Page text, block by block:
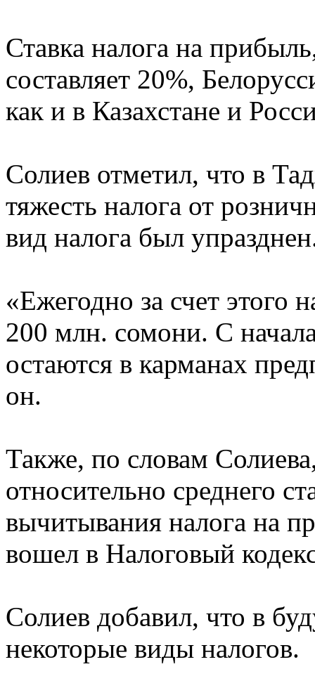
Ставка налога на
составляет 20%,
как и в Казахстане и
Солиев отметил, что в
тяжесть налога от
вид налога был
«Ежегодно за счет этого
200 млн. сомони. С
остаются в карманах
он.
Также, по словам
относительно среднего
вычитывания налога на
вошел в Налоговый
Солиев добавил, что в
некоторые виды налогов.